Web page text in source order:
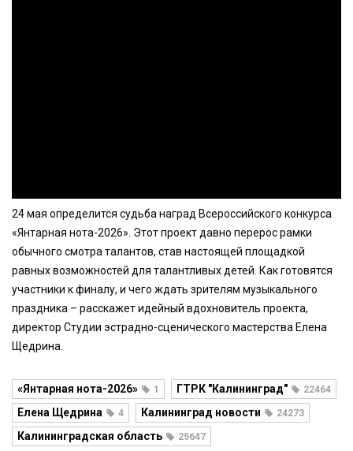
24 мая определится судьба наград Всероссийского конкурса
«Янтарная нота-2026». Этот проект давно перерос рамки
обычного смотра талантов, став настоящей площадкой
равных возможностей для талантливых детей. Как готовятся
участники к финалу, и чего ждать зрителям музыкального
праздника – расскажет идейный вдохновитель проекта,
директор Студии эстрадно-сценического мастерства Елена
Щедрина.
«Янтарная нота-2026» 1 ГТРК "Калининград" 22464
Елена Щедрина 4 Калининград новости 24273
Калининградская область 25647